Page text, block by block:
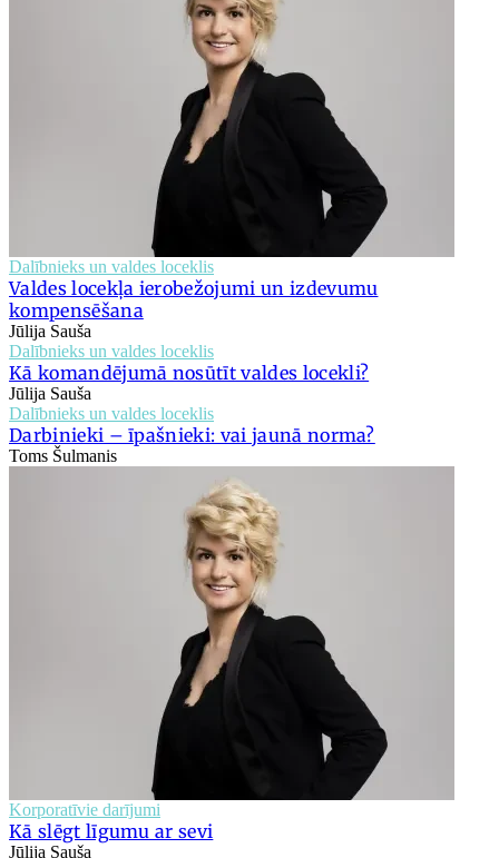
Dalībnieks un valdes loceklis
Valdes locekļa ierobežojumi un izdevumu
kompensēšana
Jūlija Sauša
Dalībnieks un valdes loceklis
Kā komandējumā nosūtīt valdes locekli?
Jūlija Sauša
Dalībnieks un valdes loceklis
Darbinieki – īpašnieki: vai jaunā norma?
Toms Šulmanis
Korporatīvie darījumi
Kā slēgt līgumu ar sevi
Jūlija Sauša